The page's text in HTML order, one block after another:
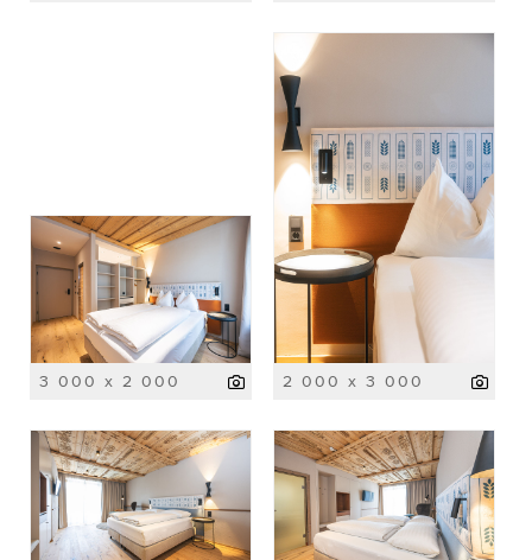
3 000 x 2 000 2 000 x 3 000